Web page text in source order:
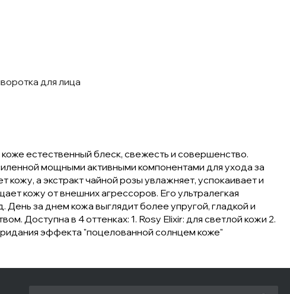
для лица
естественный блеск, свежесть и совершенство.
мощными активными компонентами для ухода за
а экстракт чайной розы увлажняет, успокаивает и
кожу от внешних агрессоров. Его ультралегкая
День за днем кожа выглядит более упругой, гладкой и
Доступна в 4 оттенках: 1. Rosy Elixir: для светлой кожи 2.
эффекта "поцелованной солнцем коже"